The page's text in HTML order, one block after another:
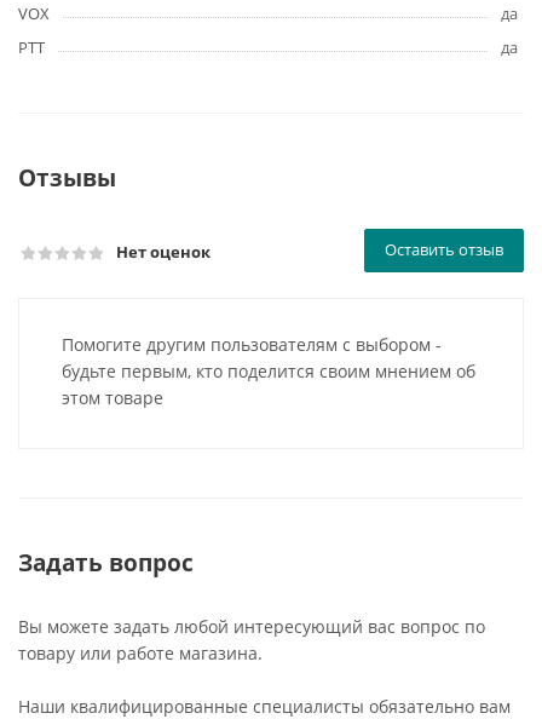
VOX
да
PTT
да
Отзывы
Нет оценок Оставить отзыв
Помогите другим пользователям с выбором -
будьте первым, кто поделится своим мнением об
этом товаре
Задать вопрос
Вы можете задать любой интересующий вас вопрос по
товару или работе магазина.
Наши квалифицированные специалисты обязательно вам